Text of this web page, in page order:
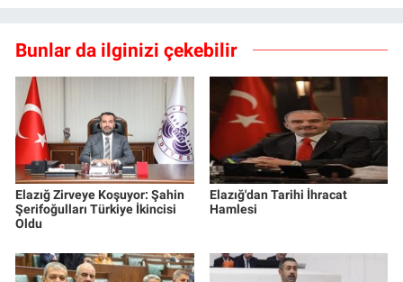
Bunlar da ilginizi çekebilir
Elazığ Zirveye Koşuyor: Şahin
Şerifoğulları Türkiye İkincisi
Oldu
Elazığ'dan Tarihi İhracat
Hamlesi